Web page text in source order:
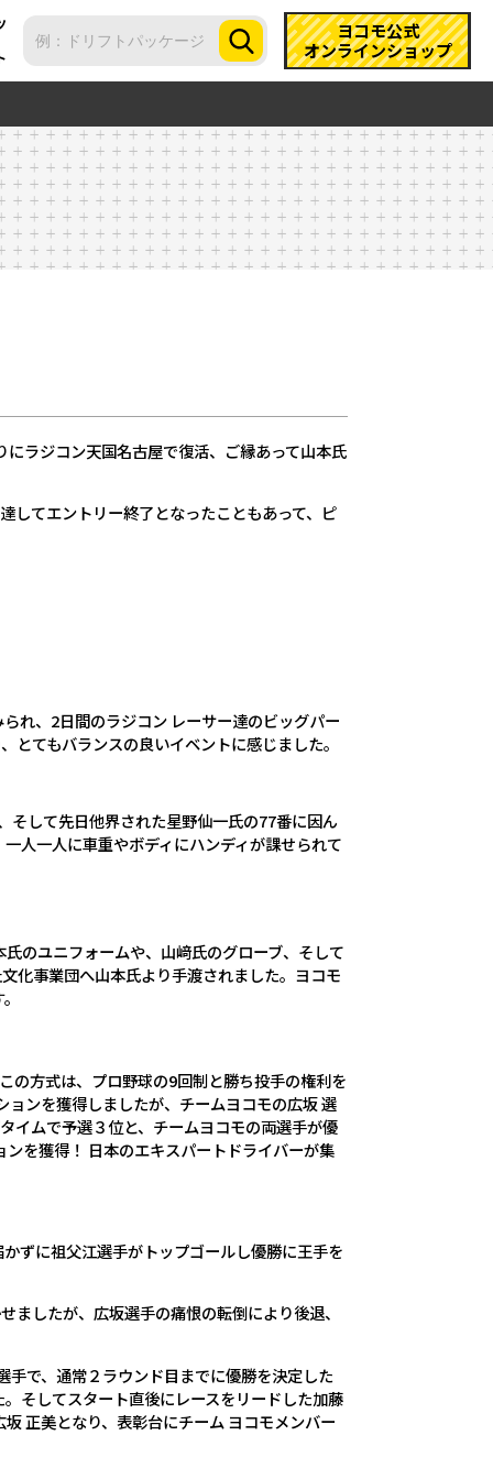
ヨコモ公式
オンラインショップ
にラジコン天国名古屋で復活、ご縁あって山本氏
してエントリー終了となったこともあって、ピ
れ、 2日間のラジコン レーサー達のビッグパー
てもバランスの良いイベントに感じました。
そして先日他界された星野仙一氏の77番に因ん
人一人に車重やボディにハンディが課せられて
のユニフォームや、山﨑氏のグローブ、そして
化事業団へ山本氏より手渡されました。ヨコモ
の方式は、プロ野球の9回制と勝ち投手の権利を
ンを獲得しましたが、チームヨコモの広坂 選
イムで予選３位と、チームヨコモの両選手が優
を獲得！ 日本のエキスパートドライバーが集
ずに祖父江選手がトップゴールし優勝に王手を
したが、広坂選手の痛恨の転倒により後退、
で、通常２ラウンド目までに優勝を決定した
そしてスタート直後にレースをリードした加藤
正美となり、表彰台にチーム ヨコモメンバー